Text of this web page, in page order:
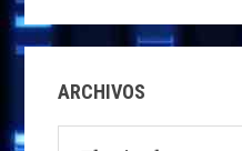
ARCHIVOS